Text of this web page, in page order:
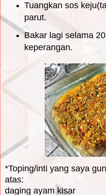
Tuangkan sos
parut.
Bakar lagi selama
keperangan.
*Toping/inti yang saya
atas:
daging ayam kisar